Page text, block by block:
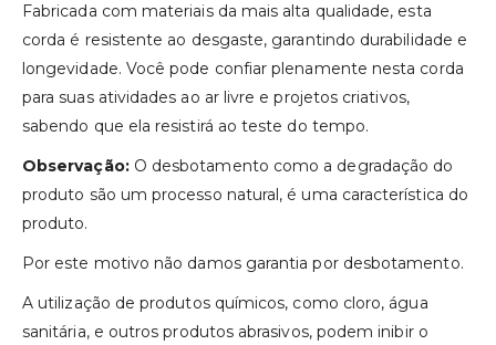
Fabricada com materiais da mais alta qualidade, esta
corda é resistente ao desgaste, garantindo durabilidade e
longevidade. Você pode confiar plenamente nesta corda
para suas atividades ao ar livre e projetos criativos,
sabendo que ela resistirá ao teste do tempo.
Observação:O desbotamento como a degradação do
produto são um processo natural, é uma característica do
produto.
Por este motivo não damos garantia por desbotamento.
A utilização de produtos químicos, como cloro, água
sanitária, e outros produtos abrasivos, podem inibir o